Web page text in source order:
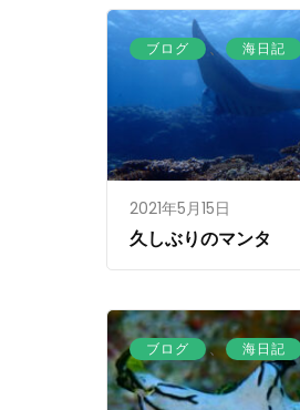
ブログ 、 海日記
2021年5月15日
久しぶりのマンタ
ブログ 、 海日記